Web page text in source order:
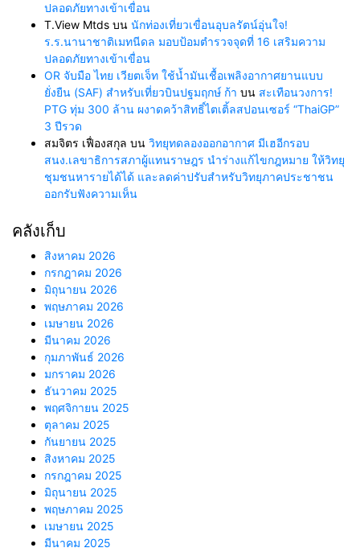
ปลอดภัยทางเข้าเขื่อน
T.View Mtds บน นักท่องเที่ยวเขื่อนอุบลรัตน์อุ่นใจ!
ร.ร.นานาชาติเมทนีดล มอบป้อมตำรวจจุดที่ 16 เสริมความ
ปลอดภัยทางเข้าเขื่อน
OR จับมือ ไทย เวียตเจ็ท ใช้น้ำมันเชื้อเพลิงอากาศยานแบบ
ยั่งยืน (SAF) สำหรับเที่ยวบินปฐมฤกษ์ ก้า บน สะเทือนวงการ!
PTG ทุ่ม 300 ล้าน ผงาดคว้าสิทธิ์ไตเติ้ลสปอนเซอร์ “ThaiGP”
3 ปีรวด
สมจิตร เฟื่องสกุล บน วิทยุทดลองออกอากาศ มีเฮอีกรอบ
สนง.เลขาธิการสภาผู้แทนราษฎร นำร่างแก้ไขกฎหมาย ให้วิทยุ
ชุมชนหารายได้ได้ และลดค่าปรับสำหรับวิทยุภาคประชาชน
ออกรับฟังความเห็น
คลังเก็บ
สิงหาคม 2026
กรกฎาคม 2026
มิถุนายน 2026
พฤษภาคม 2026
เมษายน 2026
มีนาคม 2026
กุมภาพันธ์ 2026
มกราคม 2026
ธันวาคม 2025
พฤศจิกายน 2025
ตุลาคม 2025
กันยายน 2025
สิงหาคม 2025
กรกฎาคม 2025
มิถุนายน 2025
พฤษภาคม 2025
เมษายน 2025
มีนาคม 2025